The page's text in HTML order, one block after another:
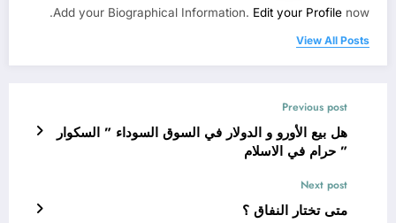
Add your Biographical Information. Edit your Profile now.
View All Posts
Previous post
هل بيع الأورو و الدولار في السوق السوداء ” السكوار
” حرام في الاسلام
Next post
متى تختار النفاق ؟